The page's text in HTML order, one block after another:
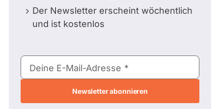
Der Newsletter erscheint wöchentlich
und ist kostenlos
E-
Mail-
Deine E-Mail-Adresse